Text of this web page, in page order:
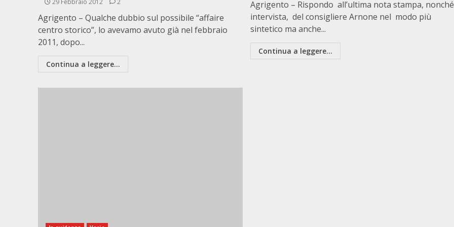
29 Febbraio 2012 2
Agrigento – Qualche dubbio sul possibile “affaire
centro storico”, lo avevamo avuto già nel febbraio
2011, dopo...
Continua a leggere...
Agrigento – Rispondo all’ultima nota stampa, nonché
intervista, del consigliere Arnone nel modo più
sintetico ma anche...
Continua a leggere...